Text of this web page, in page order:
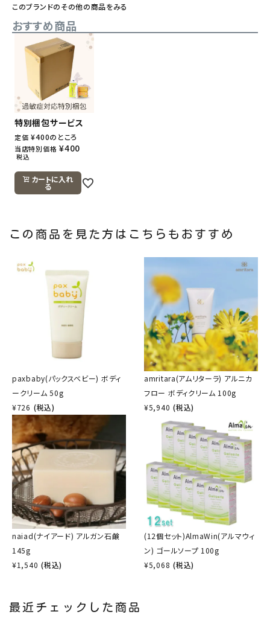
このブランドのその他の商品をみる
おすすめ商品
特別梱包サービス
定価 ¥400のところ
当店特別価格 ¥400
税込
カートに入れ
る
この商品を見た方はこちらもおすすめ
paxbaby(パックスベビー) ボディ
ークリーム 50g
¥726 (税込)
amritara(アムリターラ) アルニカ
フロー ボディクリーム 100g
¥5,940 (税込)
naiad(ナイアード) アルガン石鹸
145g
¥1,540 (税込)
(12個セット)AlmaWin(アルマウィ
ン) ゴールソープ 100g
¥5,068 (税込)
最近チェックした商品